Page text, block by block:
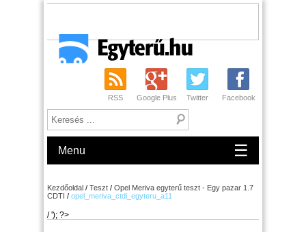
RSS Google Plus Twitter Facebook
Menu ☰
Kezdőoldal / Teszt / Opel Meriva egyterű teszt - Egy pazar 1.7
CDTI / opel_meriva_ctdi_egyteru_a11
/ '); ?>